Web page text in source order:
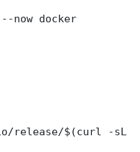
now docker
release/$(curl -sL